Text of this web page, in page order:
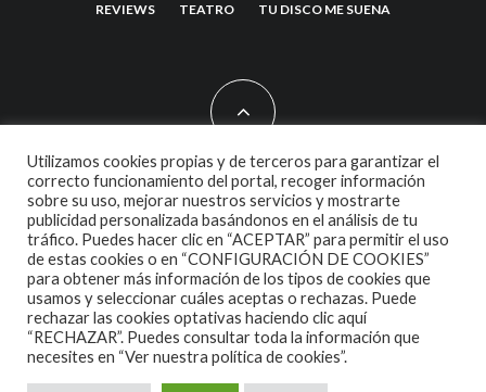
REVIEWS TEATRO TU DISCO ME SUENA
2007 COPYRIGHT -CODETIPITHEME
Utilizamos cookies propias y de terceros para garantizar el
correcto funcionamiento del portal, recoger información
sobre su uso, mejorar nuestros servicios y mostrarte
publicidad personalizada basándonos en el análisis de tu
tráfico. Puedes hacer clic en “ACEPTAR” para permitir el uso
de estas cookies o en “CONFIGURACIÓN DE COOKIES”
para obtener más información de los tipos de cookies que
usamos y seleccionar cuáles aceptas o rechazas. Puede
rechazar las cookies optativas haciendo clic aquí
“RECHAZAR”. Puedes consultar toda la información que
necesites en “Ver nuestra política de cookies”.